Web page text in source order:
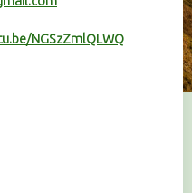
NGSzZmlQLWQ